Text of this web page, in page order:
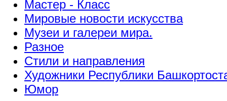
Мастер - Класс
Мировые новости искусства
Музеи и галереи мира.
Разное
Стили и направления
Художники Республики
Юмор